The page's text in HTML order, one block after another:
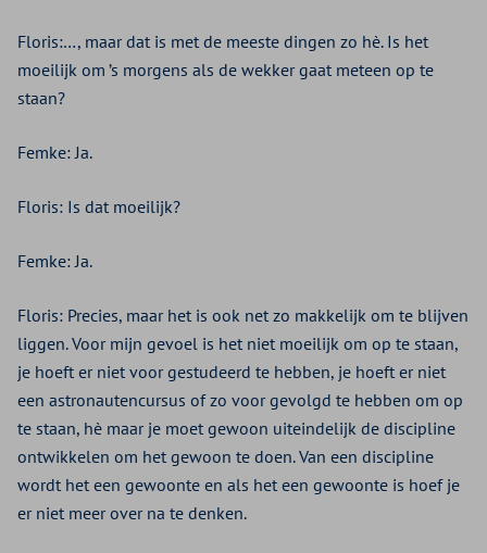
Floris:…, maar dat is met de meeste dingen zo hè. Is het
moeilijk om ’s morgens als de wekker gaat meteen op te
staan?
Femke: Ja.
Floris: Is dat moeilijk?
Femke: Ja.
Floris: Precies, maar het is ook net zo makkelijk om te blijven
liggen. Voor mijn gevoel is het niet moeilijk om op te staan,
je hoeft er niet voor gestudeerd te hebben, je hoeft er niet
een astronautencursus of zo voor gevolgd te hebben om op
te staan, hè maar je moet gewoon uiteindelijk de discipline
ontwikkelen om het gewoon te doen. Van een discipline
wordt het een gewoonte en als het een gewoonte is hoef je
er niet meer over na te denken.